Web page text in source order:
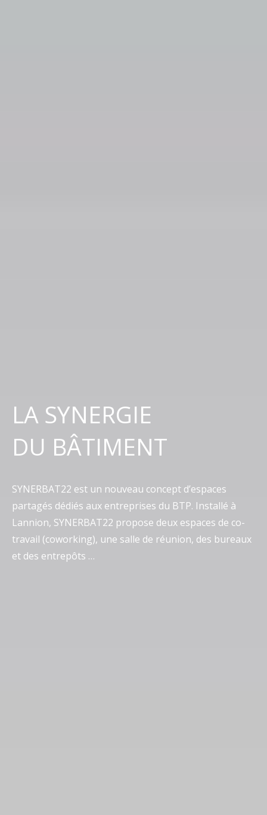
LA SYNERGIE
DU BÂTIMENT
SYNERBAT22 est un nouveau concept d’espaces
partagés dédiés aux entreprises du BTP. Installé à
Lannion, SYNERBAT22 propose deux espaces de co-
travail (coworking), une salle de réunion, des bureaux
et des entrepôts …